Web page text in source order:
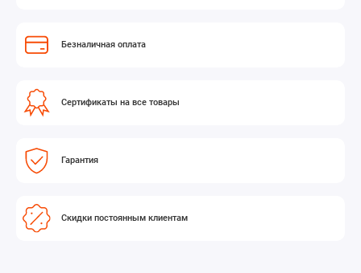
Безналичная оплата
Сертификаты на все товары
Гарантия
Скидки постоянным клиентам